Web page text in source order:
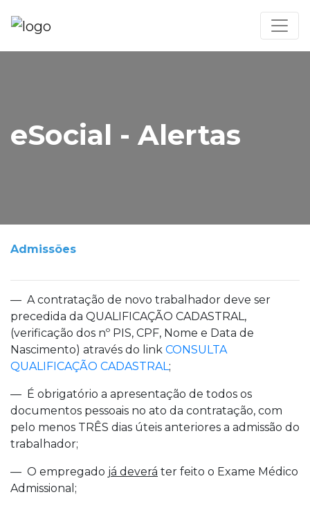
eSocial - Alertas
Admissões
— A contratação de novo trabalhador deve ser
precedida da QUALIFICAÇÃO CADASTRAL,
(verificação dos nº PIS, CPF, Nome e Data de
Nascimento) através do link CONSULTA
QUALIFICAÇÃO CADASTRAL ;
— É obrigatório a apresentação de todos os
documentos pessoais no ato da contratação, com
pelo menos TRÊS dias úteis anteriores a admissão do
trabalhador;
— O empregado já deverá ter feito o Exame Médico
Admissional;